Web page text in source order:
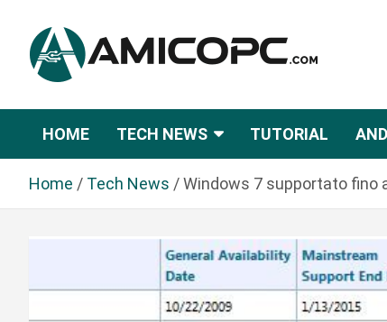
n
Amicopc.com
HOME TECH NEWS TUTORIAL
Home Tech News Windows 7 supportato fino